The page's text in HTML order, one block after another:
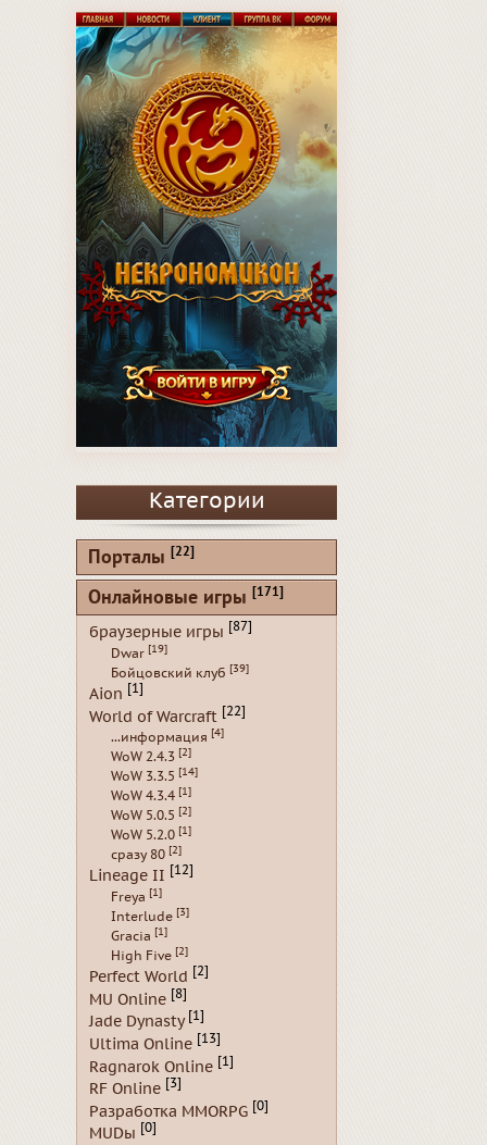
Категории
Порталы [22]
Онлайновые игры [171]
браузерные игры [87]
Dwar [19]
Бойцовский клуб [39]
Aion [1]
World of Warcraft [22]
...информация [4]
WoW 2.4.3 [2]
WoW 3.3.5 [14]
WoW 4.3.4 [1]
WoW 5.0.5 [2]
WoW 5.2.0 [1]
сразу 80 [2]
Lineage II [12]
Freya [1]
Interlude [3]
Gracia [1]
High Five [2]
Perfect World [2]
MU Online [8]
Jade Dynasty [1]
Ultima Online [13]
Ragnarok Online [1]
RF Online [3]
Разработка MMORPG [0]
MUDы [0]